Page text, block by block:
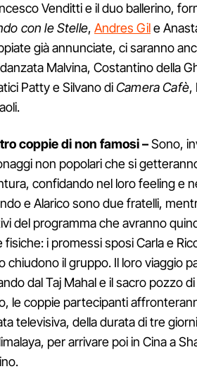
Venditti e il duo ballerino,
con le Stelle, Andres Gile
già annunciate, ci saranno
Malvina, Costantino della
Patty e Silvano diCamera Cafè,
coppie di non famosi –Sono,
non popolari che si
confidando nel loro feeling e
e Alarico sono due fratelli,
del programma che avranno
fisiche: i promessi sposi Carla e
chiudono il gruppo. Il loro viaggio
dal Taj Mahal e il sacro pozzo
le coppie partecipanti
televisiva, della durata di tre
per arrivare poi in Cina a